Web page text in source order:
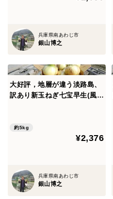
兵庫県南あわじ市
銀山博之
大好評，地層が違う淡路島、
訳あり新玉ねぎ七宝早生(風袋
約5kg
¥2,376
兵庫県南あわじ市
銀山博之